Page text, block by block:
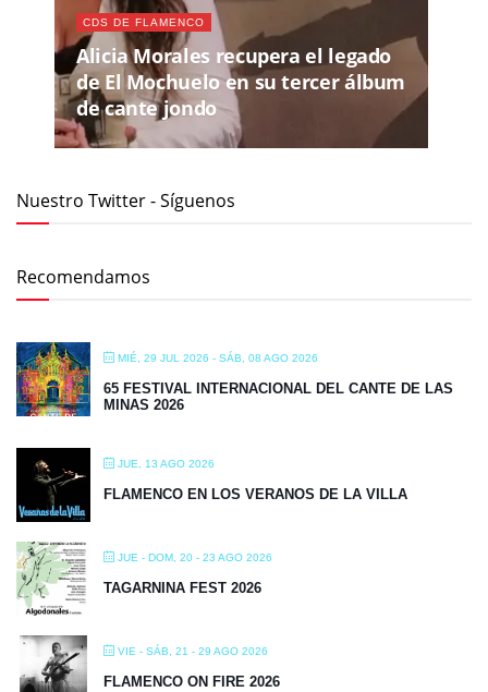
CDS DE FLAMENCO
Alicia Morales recupera el legado
de El Mochuelo en su tercer álbum
de cante jondo
Nuestro Twitter - Síguenos
Recomendamos
MIÉ, 29 JUL 2026 - SÁB, 08 AGO 2026
65 FESTIVAL INTERNACIONAL DEL CANTE DE LAS
MINAS 2026
JUE, 13 AGO 2026
FLAMENCO EN LOS VERANOS DE LA VILLA
JUE - DOM, 20 - 23 AGO 2026
TAGARNINA FEST 2026
VIE - SÁB, 21 - 29 AGO 2026
FLAMENCO ON FIRE 2026